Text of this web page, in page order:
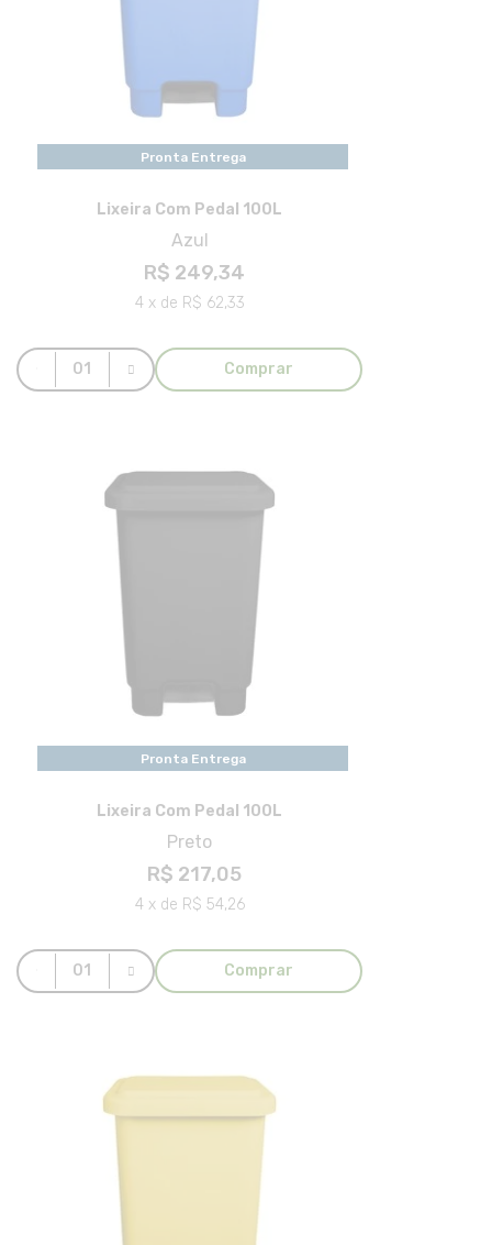
Pronta Entrega
Lixeira Com Pedal 100L
Azul
R$ 249,34
4 x de R$ 62,33
Comprar
Pronta Entrega
Lixeira Com Pedal 100L
Preto
R$ 217,05
4 x de R$ 54,26
Comprar